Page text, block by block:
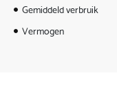
Gemiddeld verbruik
Vermogen